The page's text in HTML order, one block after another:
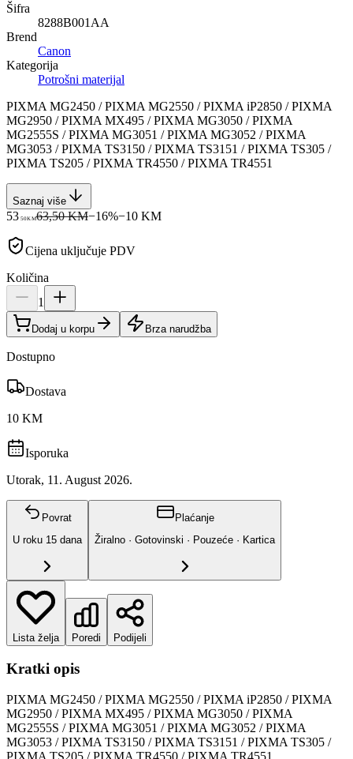
Šifra
8288B001AA
Brend
Canon
Kategorija
Potrošni materijal
PIXMA MG2450 / PIXMA MG2550 / PIXMA iP2850 / PIXMA
MG2950 / PIXMA MX495 / PIXMA MG3050 / PIXMA
MG2555S / PIXMA MG3051 / PIXMA MG3052 / PIXMA
MG3053 / PIXMA TS3150 / PIXMA TS3151 / PIXMA TS305 /
PIXMA TS205 / PIXMA TR4550 / PIXMA TR4551
Saznaj više
53 50KM63,50 KM−16%−10KM
Cijena uključuje PDV
Količina
1
Dodaj u korpu Brza narudžba
Dostupno
Dostava
10 KM
Isporuka
Utorak, 11. August 2026.
Povrat
U roku 15 dana
Plaćanje
Žiralno · Gotovinski · Pouzeće · Kartica
Lista želja Poredi Podijeli
Kratki opis
PIXMA MG2450 / PIXMA MG2550 / PIXMA iP2850 / PIXMA
MG2950 / PIXMA MX495 / PIXMA MG3050 / PIXMA
MG2555S / PIXMA MG3051 / PIXMA MG3052 / PIXMA
MG3053 / PIXMA TS3150 / PIXMA TS3151 / PIXMA TS305 /
PIXMA TS205 / PIXMA TR4550 / PIXMA TR4551